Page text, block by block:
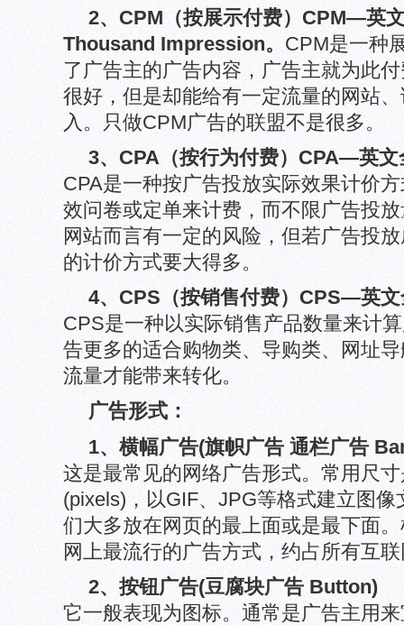
2、 CPM（按展示付费） CPM—英
Thousand Impression。 CPM是一种
了广告主的广告内容，广告主就为此
很好，但是却能给有一定流量的网站
入。只做CPM广告的联盟不是很多。
3、 CPA（按行为付费） CPA—英文
CPA是一种按广告投放实际效果计价
效问卷或定单来计费，而不限广告投
网站而言有一定的风险，但若广告投
的计价方式要大得多。
4、 CPS（按销售付费） CPS—英文
CPS是一种以实际销售产品数量来计
告更多的适合购物类、导购类、网址
流量才能带来转化。
广告形式：
1、横幅广告(旗帜广告 通栏广告
这是最常见的网络广告形式。常用尺
(pixels)，以GIF、JPG等格式建立图
们大多放在网页的最上面或是最下面
网上最流行的广告方式，约占所有互
2、按钮广告(豆腐块广告 Button)
它一般表现为图标。通常是广告主用